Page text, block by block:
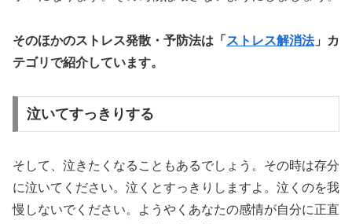
そのほかのストレス発散・予防法は「 ストレス解消法」カ
テゴリで紹介しています。
泣いてすっきりする
そして、泣きたくなることもあるでしょう。その時は存分
に泣いてください。泣くとすっきりしますよ。泣くのを我
慢しないでください。ようやくあなたの感情が自分に正直